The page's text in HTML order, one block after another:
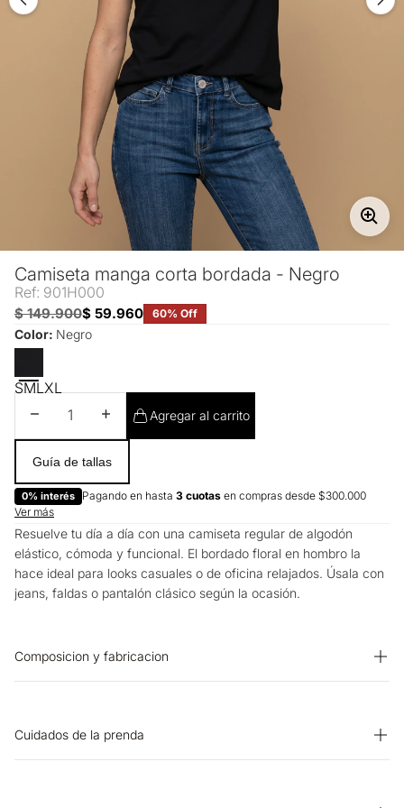
Camiseta manga corta bordada - Negro
Ref: 901H000
$ 149.900$ 59.960 60% Off
Color: Negro
SML XL
Disminuir cantidadAumentar cantidad
Agregar al carrito
Guía de tallas
0% interés Pagando en hasta 3 cuotas en compras desde $300.000
Ver más
Resuelve tu día a día con una camiseta regular de algodón
elástico, cómoda y funcional. El bordado floral en hombro la
hace ideal para looks casuales o de oficina relajados. Úsala con
jeans, faldas o pantalón clásico según la ocasión.
Composicion y fabricacion
Cuidados de la prenda